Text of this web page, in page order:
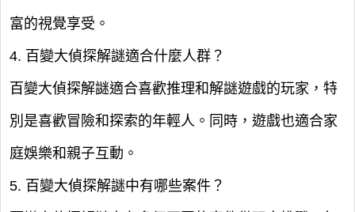
富的視覺享受。
4. 百變大偵探解謎適合什麼人群？
百變大偵探解謎適合喜歡推理和解謎遊戲的玩家，特
別是喜歡冒險和探索的年輕人。同時，遊戲也適合家
庭娛樂和親子互動。
5. 百變大偵探解謎中有哪些案件？